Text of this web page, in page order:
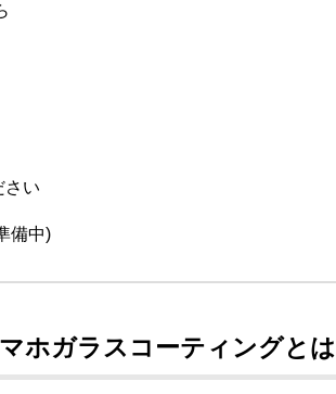
さい
備中)
ホガラスコーティングとは